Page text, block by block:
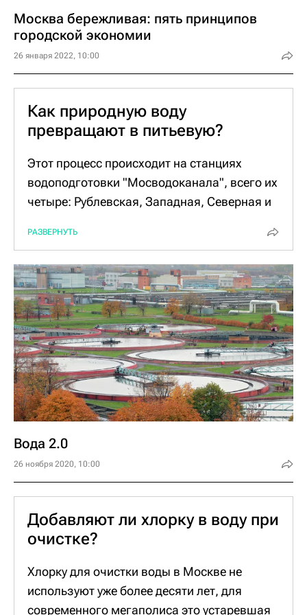
водоснабжения.
Бояться пересыхания или опустошения
водохранилищ не стоит: природный ресурс
осадков и снеготаяния.
Москва бережливая: пять принципов
городской экономии
26 января 2022, 10:00
Как природную воду
превращают в питьевую?
Этот процесс происходит на станциях
водоподготовки "Мосводоканала", всего их
четыре: Рублевская, Западная, Северная и
часов и состоит из нескольких этапов.
забирают с помощью мощных насосов и
пропускают через решетки, которые
задерживают природный мусор: ветки,
бревна, листву. После вода поступает в
головное сооружение – смеситель. Там воду
перемешивают с активированным углем
(для удаления неприятного запаха и
привкуса природной воды), раствором
обеззараживания), коагулянтами (для
осветления и устранения различного рода
она становится чище.
На втором этапе вода переходит в
отстойник для осветления. Замешанные в
нее реагенты притягивают к себе
взвешенные вещества – этот процесс
РАЗВЕРНУТЬ
Вода 2.0
26 ноября 2020, 10:00
Добавляют ли хлорку в воду при
очистке?
Хлорку для очистки воды в Москве не
используют уже более десяти лет, для
современного мегаполиса это устаревшая